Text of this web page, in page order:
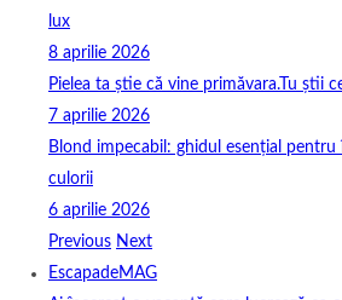
lux
8 aprilie 2026
Pielea ta știe că vine primăvara.Tu știi
7 aprilie 2026
Blond impecabil: ghidul esențial pentru
culorii
6 aprilie 2026
Previous Next
EscapadeMAG